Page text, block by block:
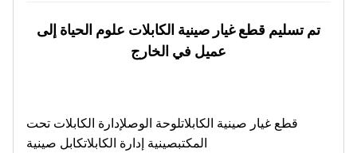
تم تسليم قطع غيار صينية الكابلات علوم الحياة إلى
عميل في الخارج
قطع غيار صينية الكابلاتلوحة الوصلإدارة الكابلات تحت
المكتبصينية إدارة الكابلاتكابل صينية